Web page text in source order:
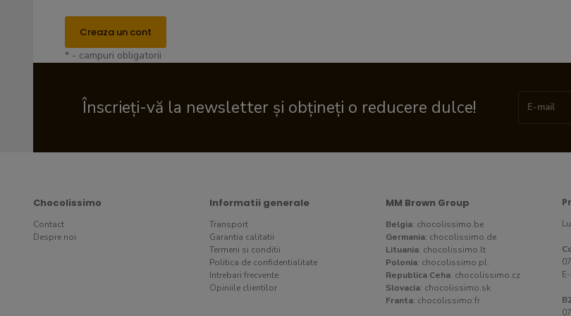
Creaza un cont
* - campuri obligatorii
Înscrieți-vă la newsletter și obțineți o reducere dulce!
Chocolissimo
Contact
Despre noi
Informatii generale
Transport
Garantia calitatii
Termeni si conditii
Politica de confidentialitate
Intrebari frecvente
Opiniile clientilor
MM Brown Group
Belgia: chocolissimo.be
Germania: chocolissimo.de
Lituania: chocolissimo.lt
Polonia: chocolissimo.pl
Republica Ceha: chocolissimo.cz
Slovacia: chocolissimo.sk
Franta: chocolissimo.fr